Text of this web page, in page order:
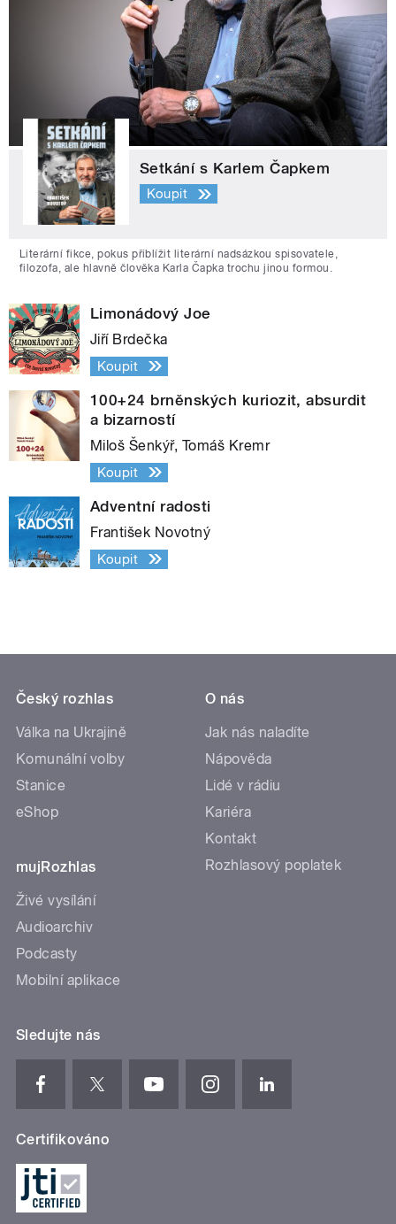
Setkání s Karlem Čapkem
Koupit
Literární fikce, pokus přiblížit literární nadsázkou spisovatele,
filozofa, ale hlavně člověka Karla Čapka trochu jinou formou.
Limonádový Joe
Jiří Brdečka
Koupit
100+24 brněnských kuriozit, absurdit
a bizarností
Miloš Šenkýř, Tomáš Kremr
Koupit
Adventní radosti
František Novotný
Koupit
Český rozhlas
Válka na Ukrajině
Komunální volby
Stanice
eShop
mujRozhlas
Živé vysílání
Audioarchiv
Podcasty
Mobilní aplikace
O nás
Jak nás naladíte
Nápověda
Lidé v rádiu
Kariéra
Kontakt
Rozhlasový poplatek
Sledujte nás
Certifikováno